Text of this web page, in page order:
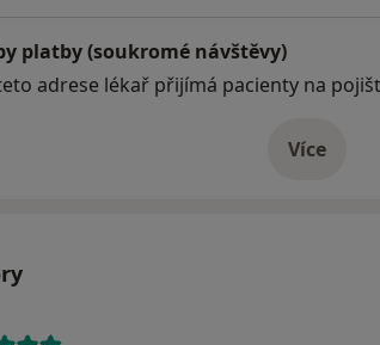
platby (soukromé návštěvy)
adrese lékař přijímá pacienty na
Víceo adrese